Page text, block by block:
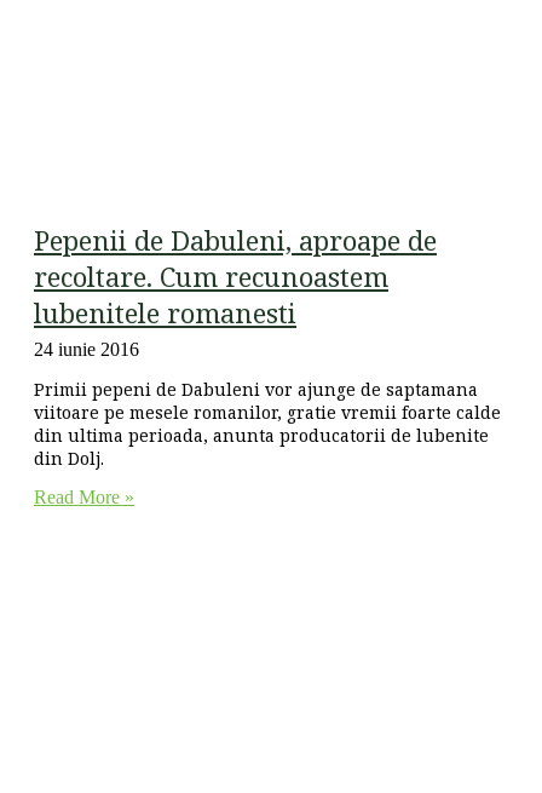
Pepenii de Dabuleni, aproape de
recoltare. Cum recunoastem
lubenitele romanesti
24 iunie 2016
Primii pepeni de Dabuleni vor ajunge de saptamana
viitoare pe mesele romanilor, gratie vremii foarte calde
din ultima perioada, anunta producatorii de lubenite
din Dolj.
Read More »